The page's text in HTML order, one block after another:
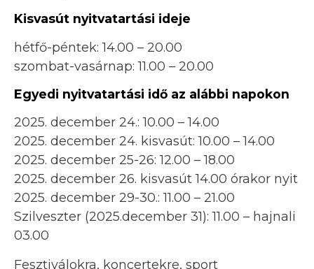
Kisvasút nyitvatartási ideje
hétfő-péntek: 14.00 – 20.00
szombat-vasárnap: 11.00 – 20.00
Egyedi nyitvatartási idő az alábbi napokon
2025. december 24.: 10.00 – 14.00
2025. december 24. kisvasút: 10.00 – 14.00
2025. december 25-26: 12.00 – 18.00
2025. december 26. kisvasút 14.00 órakor nyit
2025. december 29-30.: 11.00 – 21.00
Szilveszter (2025.december 31): 11.00 – hajnali
03.00
Fesztiválokra, koncertekre, sport